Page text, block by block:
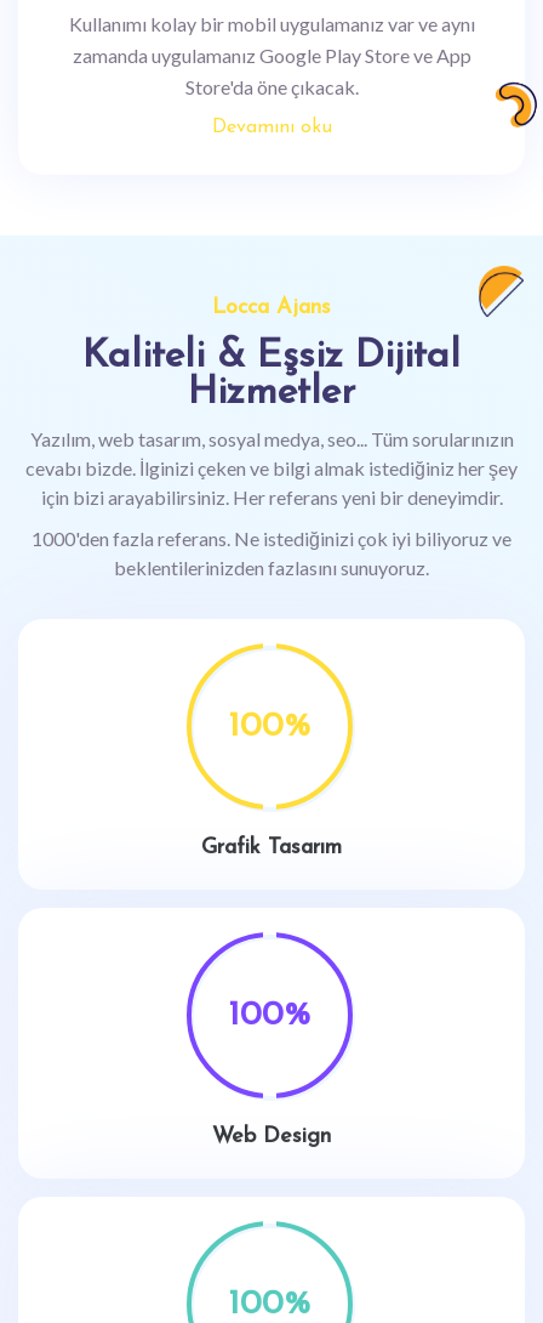
Kullanımı kolay bir mobil uygulamanız var ve aynı
zamanda uygulamanız Google Play Store ve App
Store'da öne çıkacak.
Devamını oku
100%
Grafik Tasarım
100%
Web Design
100%
Locca Ajans
Kaliteli & Eşsiz Dijital
Hizmetler
Yazılım, web tasarım, sosyal medya, seo... Tüm sorularınızın
cevabı bizde. İlginizi çeken ve bilgi almak istediğiniz her şey
için bizi arayabilirsiniz. Her referans yeni bir deneyimdir.
1000'den fazla referans. Ne istediğinizi çok iyi biliyoruz ve
beklentilerinizden fazlasını sunuyoruz.